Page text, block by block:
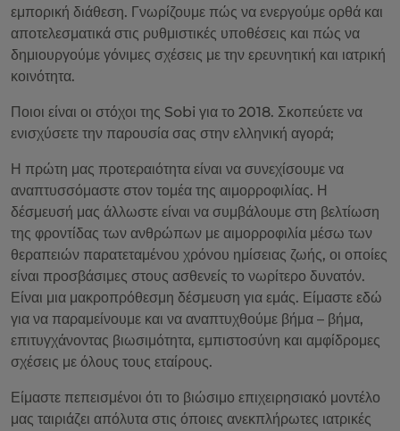
εμπορική διάθεση. Γνωρίζουμε πώς να ενεργούμε ορθά και
αποτελεσματικά στις ρυθμιστικές υποθέσεις και πώς να
δημιουργούμε γόνιμες σχέσεις με την ερευνητική και ιατρική
κοινότητα.
Ποιοι είναι οι στόχοι της Sobi για το 2018. Σκοπεύετε να
ενισχύσετε την παρουσία σας στην ελληνική αγορά;
Η πρώτη μας προτεραιότητα είναι να συνεχίσουμε να
αναπτυσσόμαστε στον τομέα της αιμορροφιλίας. Η
δέσμευσή μας άλλωστε είναι να συμβάλουμε στη βελτίωση
της φροντίδας των ανθρώπων με αιμορροφιλία μέσω των
θεραπειών παρατεταμένου χρόνου ημίσειας ζωής, οι οποίες
είναι προσβάσιμες στους ασθενείς το νωρίτερο δυνατόν.
Είναι μια μακροπρόθεσμη δέσμευση για εμάς. Είμαστε εδώ
για να παραμείνουμε και να αναπτυχθούμε βήμα – βήμα,
επιτυγχάνοντας βιωσιμότητα, εμπιστοσύνη και αμφίδρομες
σχέσεις με όλους τους εταίρους.
Είμαστε πεπεισμένοι ότι το βιώσιμο επιχειρησιακό μοντέλο
μας ταιριάζει απόλυτα στις όποιες ανεκπλήρωτες ιατρικές